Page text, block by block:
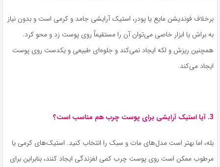
برخلاف فوندیشن مایع یا پودر، استیک آرایشی جامد و کرمی است و بدون نیاز
به براش یا ابزار خاصی می‌توان آن را مستقیماً روی پوست زد و محو کرد.
همچنین ریزش و لکه ایجاد نمی‌کند و جلوه‌ای طبیعی و یکدست روی پوست
ایجاد می‌کند.
3. آیا استیک آرایشی برای پوست چرب هم مناسب است؟
بله، اما بهتر است مدل‌های مات و سبک را انتخاب کنید. استیک‌های کرمی یا
مرطوب ممکن است روی پوست چرب کمی لغزندگی ایجاد کنند، بنابراین برای